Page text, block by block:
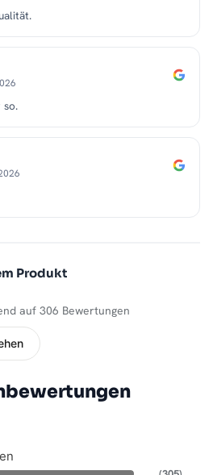
so.
Produkt
auf 306 Bewertungen